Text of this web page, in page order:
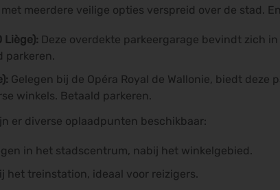
meerdere veilige opties verspreid over de stad.
Liège): Deze overdekte parkeergarage bevindt zich
parkeren.
Gelegen bij de Opéra Royal de Wallonie, biedt
winkels. Betaald parkeren.
er diverse oplaadpunten beschikbaar:
in het stadscentrum, nabij het winkelgebied.
het treinstation, ideaal voor reizigers.